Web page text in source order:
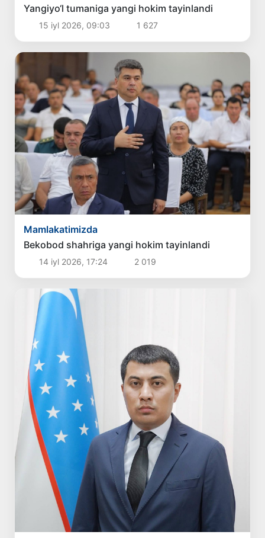
Yangiyo‘l tumaniga yangi hokim tayinlandi
15 iyl 2026, 09:03 1 627
Mamlakatimizda
Bekobod shahriga yangi hokim tayinlandi
14 iyl 2026, 17:24 2 019